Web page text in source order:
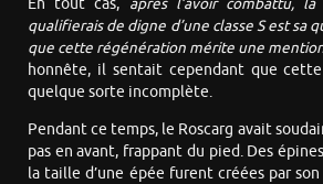
En tout cas, après l’avoir combattu,
qualifierais de digne d’une classe S est sa
que cette régénération mérite une
honnête, il sentait cependant que
quelque sorte incomplète.
Pendant ce temps, le Roscarg avait
pas en avant, frappant du pied. Des
la taille d’une épée furent créées par